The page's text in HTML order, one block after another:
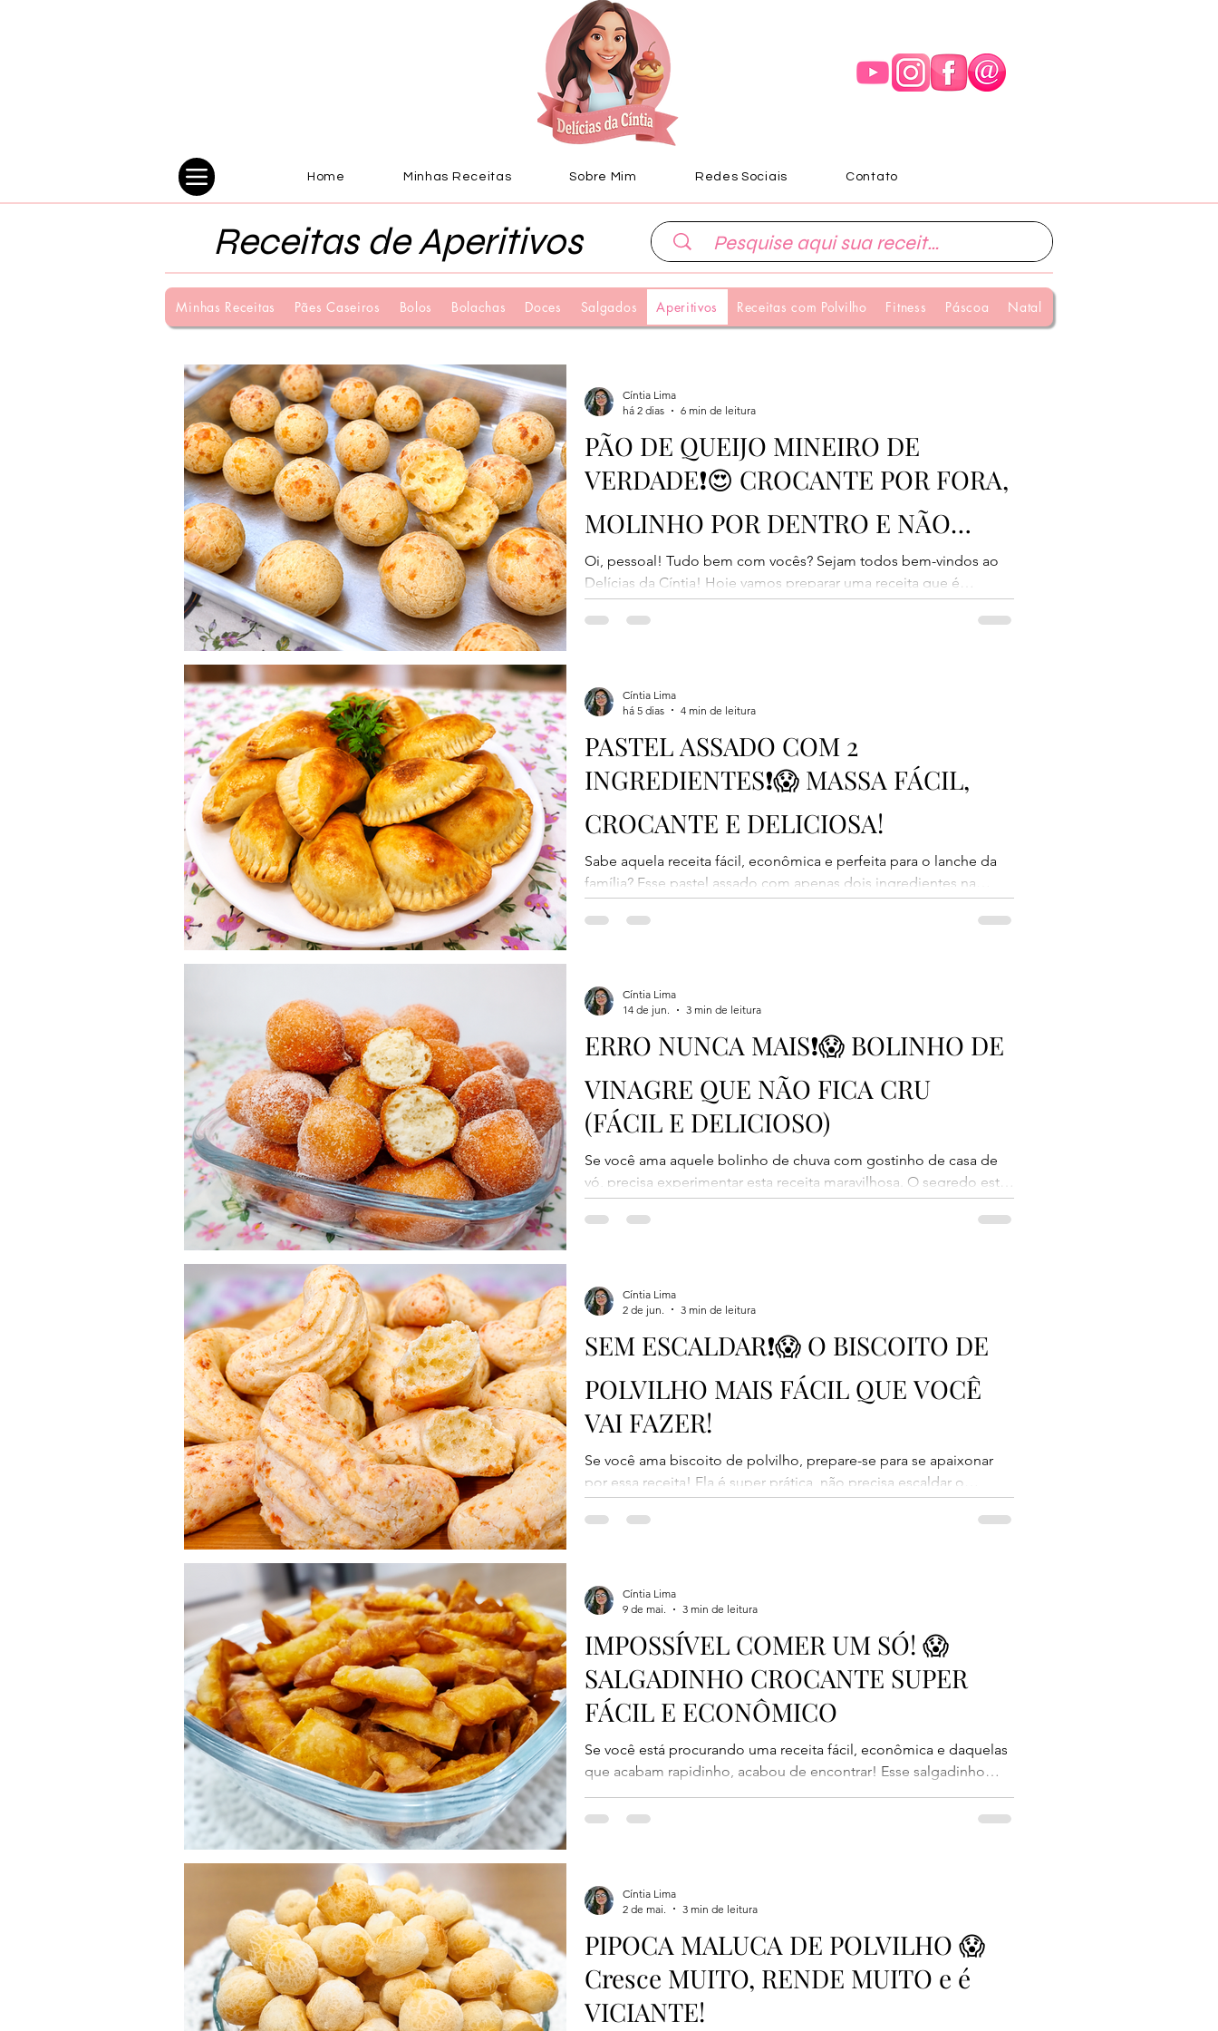
Home Minhas Receitas Sobre Mim Redes Sociais Contato
Receitas de Aperitivos
Minhas Receitas Pães Caseiros Bolos Bolachas Doces Salgados Aperitivos Receitas com Polvilho Fitness Páscoa Natal
PÃO DE QUEIJO MINEIRO DE
VERDADE❗😍 CROCANTE POR FORA,
MOLINHO POR DENTRO E NÃO
MURCHA!
Oi, pessoal! Tudo bem com vocês? Sejam todos bem-vindos ao
Delícias da Cíntia! Hoje vamos preparar uma receita que é
simplesmente maravilhosa: o verdadeiro pão de queijo tradicional
mineiro. Esse pão de queijo fica crocante por fora, molinho e bem
principalmente no uso do polvilho azedo, na escaldagem do
polvilho e no ponto correto da massa. E o melhor de t
Cíntia Lima
há 2 dias
6 min de leitura
PASTEL ASSADO COM 2
INGREDIENTES❗😱 MASSA FÁCIL,
CROCANTE E DELICIOSA!
Sabe aquela receita fácil, econômica e perfeita para o lanche da
família? Esse pastel assado com apenas dois ingredientes na
massa é exatamente assim! A massa é feita com apenas farinha de
trigo e creme de leite, além de sal a gosto, que é opcional. O
delicioso por dentro. Para o recheio, você pode usar carne moída,
frango, queijo, presunto e queij
Cíntia Lima
há 5 dias
4 min de leitura
ERRO NUNCA MAIS❗😱 BOLINHO DE
VINAGRE QUE NÃO FICA CRU
(FÁCIL E DELICIOSO)
Se você ama aquele bolinho de chuva com gostinho de casa de
vó, precisa experimentar esta receita maravilhosa. O segredo está
em um ingrediente simples que faz toda a diferença: o vinagre.
Ele ajuda a deixar os bolinhos mais leves, macios e sequinhos,
bastante. Perfeita para acompanhar um cafezinho passado na hora
ou para servir em um lanche da tard
Cíntia Lima
14 de jun.
3 min de leitura
SEM ESCALDAR❗😱 O BISCOITO DE
POLVILHO MAIS FÁCIL QUE VOCÊ
VAI FAZER!
Se você ama biscoito de polvilho, prepare-se para se apaixonar
por essa receita! Ela é super prática, não precisa escaldar o
polvilho e fica simplesmente perfeita: crocante por fora, macia e
levemente puxenta por dentro. Uma ótima opção para
rende biscoitos lindos e saborosos que agradam toda a família. 📌
Medidas padrão usadas: 1 xícara = 240ml 1
Cíntia Lima
2 de jun.
3 min de leitura
IMPOSSÍVEL COMER UM SÓ! 😱
SALGADINHO CROCANTE SUPER
FÁCIL E ECONÔMICO
Se você está procurando uma receita fácil, econômica e daquelas
que acabam rapidinho, acabou de encontrar! Esse salgadinho
caseiro fica super crocante, muito saboroso e rende bastante com
poucos ingredientes. O melhor de tudo é que você pode
comprados de mercado, só que feito em casa
Cíntia Lima
9 de mai.
3 min de leitura
PIPOCA MALUCA DE POLVILHO 😱
Cresce MUITO, RENDE MUITO e é
VICIANTE!
Cíntia Lima
2 de mai.
3 min de leitura